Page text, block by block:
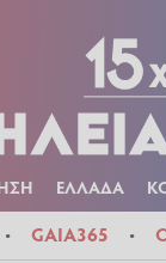
ΕΛΛΑΔΑ
GAIA365